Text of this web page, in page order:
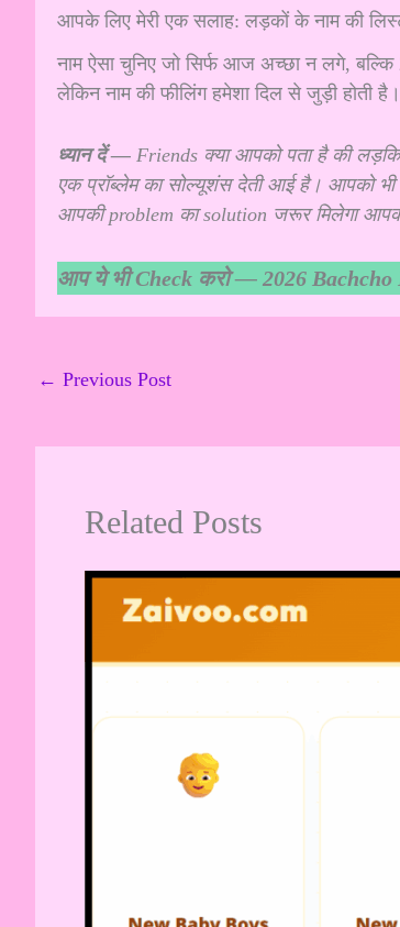
आपके लिए मेरी एक सलाह: लड़कों के नाम की
नाम ऐसा चुनिए जो सिर्फ आज अच्छा न लगे,
लेकिन नाम की फीलिंग हमेशा दिल से जुड़ी होती है।
ध्यान दें — Friends क्या आपको पता है की
एक प्रॉब्लेम का सोल्यूशंस देती आई है। आपको भी
आपकी problem का solution जरूर मिलेगा
आप ये भी Check करो — 2026 Bachcho
← Previous Post
Related Posts